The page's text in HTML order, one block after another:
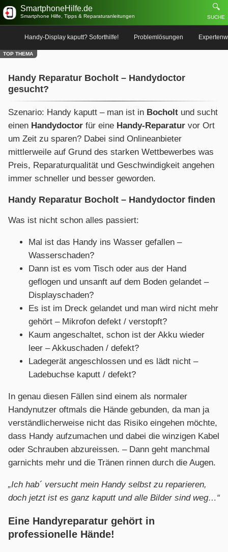
SmartphoneHilfe.de
Smartphone Hilfe, Tipps & Reparaturanleitungen
🔍
SUCHE
Handy-Display kaputt? Soforthilfe! Problemlösungen
TOP THEMA
Handy Reparatur Bocholt – Handydoctor
gesucht?
Szenario: Handy kaputt – man ist in Bocholt und sucht
einen Handydoctor für eine Handy-Reparatur vor Ort
um Zeit zu sparen? Dabei sind Onlineanbieter
mittlerweile auf Grund des starken Wettbewerbes was
Preis, Reparaturqualität und Geschwindigkeit angehen
immer schneller und besser geworden.
Handy Reparatur Bocholt – Handydoctor finden
Was ist nicht schon alles passiert:
Mal ist das Handy ins Wasser gefallen –
Wasserschaden?
Dann ist es vom Tisch oder aus der Hand
geflogen und unsanft auf dem Boden gelandet –
Displayschaden?
Es ist im Dreck gelandet und man wird nicht mehr
gehört – Mikrofon defekt / verstopft?
Kaum angeschaltet, schon ist der Akku wieder
leer – Akkuschaden / defekt?
Ladegerät angeschlossen und es lädt nicht –
Ladebuchse kaputt / defekt?
In genau diesen Fällen sind einem als normaler
Handynutzer oftmals die Hände gebunden, da man ja
verständlicherweise nicht das Risiko eingehen möchte,
dass Handy aufzumachen und dabei die winzigen Kabel
oder Schrauben abzureissen. – Dann geht manchmal
garnichts mehr und die Tränen rinnen durch die Augen.
„Ich hab´ versucht mein Handy selbst zu reparieren,
doch jetzt ist es ganz kaputt und alle Bilder sind weg…“
Eine Handyreparatur gehört in
professionelle Hände!